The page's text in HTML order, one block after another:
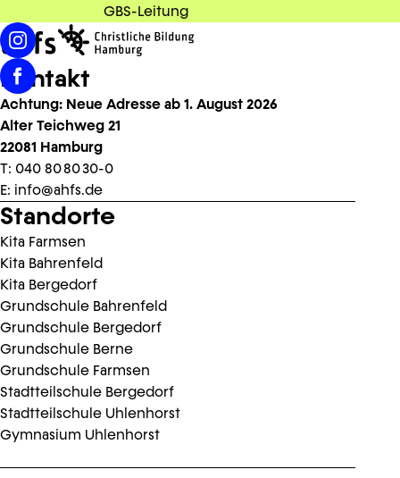
GBS-Leitung
Kontakt
Achtung: Neue Adresse ab 1. August 2026
Alter Teichweg 21
22081 Hamburg
T: 040 80 80 30-0
E: info@ahfs.de
Standorte
Kita Farmsen
Kita Bahrenfeld
Kita Bergedorf
Grundschule Bahrenfeld
Grundschule Bergedorf
Grundschule Berne
Grundschule Farmsen
Stadtteilschule Bergedorf
Stadtteilschule Uhlenhorst
Gymnasium Uhlenhorst